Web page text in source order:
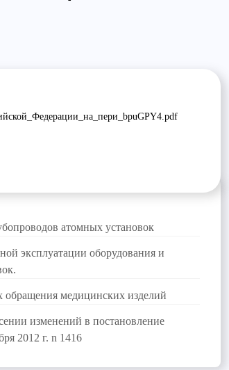
атомных установок
эксплуатации оборудования и
медицинских изделий
изменений в постановление
2012 г. n 1416